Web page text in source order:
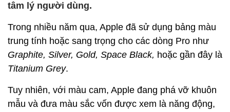
tâm lý người dùng.
Trong nhiều năm qua, Apple đã sử dụng bảng màu
trung tính hoặc sang trọng cho các dòng Pro như
Graphite, Silver, Gold, Space Black, hoặc gần đây là
Titanium Grey.
Tuy nhiên, với màu cam, Apple đang phá vỡ khuôn
mẫu và đưa màu sắc vốn được xem là năng động,